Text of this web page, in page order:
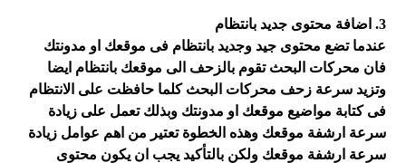
3. اضافة محتوى جديد بانتظام
عندما تضع محتوى جيد وجديد بانتظام فى موقعك او مدونتك
فان محركات البحث تقوم بالزحف الى موقعك بانتظام ايضا
وتزيد سرعة زحف محركات البحث كلما حافظت على الانتظام
فى كتابة مواضيع موقعك او مدونتك وبذلك تعمل على زيادة
سرعة ارشفة موقعك وهذه الخطوة تعتير من اهم عوامل زيادة
سرعة ارشفة موقعك ولكن بالتأكيد يجب ان يكون محتوى